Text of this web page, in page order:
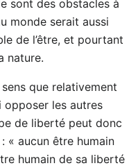
sont des obstacles à
monde serait aussi
de l’être, et pourtant
nature.
que relativement
opposer les autres
de liberté peut donc
« aucun être humain
humain de sa liberté